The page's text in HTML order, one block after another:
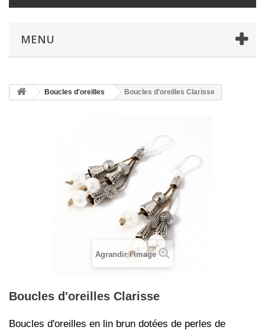
MENU
Boucles d'oreilles Boucles d'oreilles Clarisse
Agrandir l'image
Boucles d'oreilles Clarisse
Boucles d'oreilles en lin brun dotées de perles de